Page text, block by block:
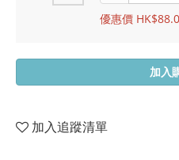
優惠價
加入
加入追蹤清單